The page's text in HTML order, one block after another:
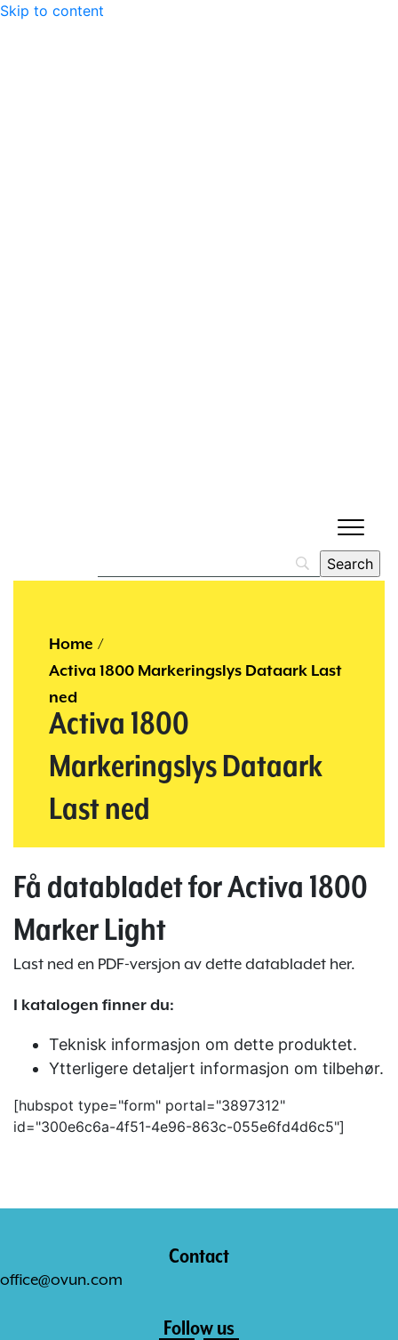
Skip to content
Home /
Activa 1800 Markeringslys Dataark Last
ned
Activa 1800
Markeringslys Dataark
Last ned
Få databladet for Activa 1800
Marker Light
Last ned en PDF-versjon av dette databladet her.
I katalogen finner du:
Teknisk informasjon om dette produktet.
Ytterligere detaljert informasjon om tilbehør.
[hubspot type="form" portal="3897312"
id="300e6c6a-4f51-4e96-863c-055e6fd4d6c5"]
Contact
office@ovun.com
Follow us